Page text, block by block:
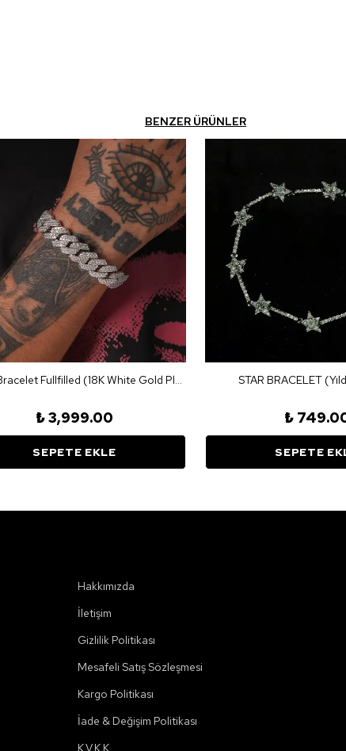
BENZER ÜRÜNLER
Prong Bracelet Fullfilled (18K White Gold Plated)
₺ 3,999.00
SEPETE EKLE
STAR BRACELET
₺
SEPETE
Hakkımızda
İletişim
Gizlilik Politikası
Mesafeli Satış Sözleşmesi
Kargo Politikası
İade & Değişim Politikası
K.V.K.K